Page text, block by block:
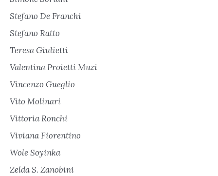
Stefano De Franchi
Stefano Ratto
Teresa Giulietti
Valentina Proietti Muzi
Vincenzo Gueglio
Vito Molinari
Vittoria Ronchi
Viviana Fiorentino
Wole Soyinka
Zelda S. Zanobini